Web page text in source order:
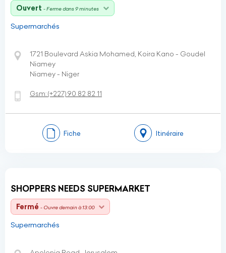
Ouvert - Ferme dans 9 minutes
Supermarchés
1721 Boulevard Askia Mohamed, Koira Kano - Goudel
Niamey
Niamey - Niger
Gsm:(+227)90 82 82 11
Fiche Itinéraire
SHOPPERS NEEDS SUPERMARKET
Fermé - Ouvre demain à 13:00
Supermarchés